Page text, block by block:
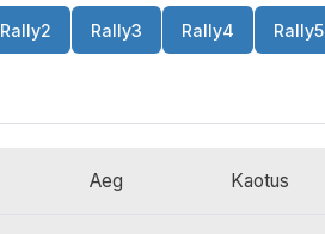
Rally2 Rally3 Rally4 Rally5
Aeg Kaotus